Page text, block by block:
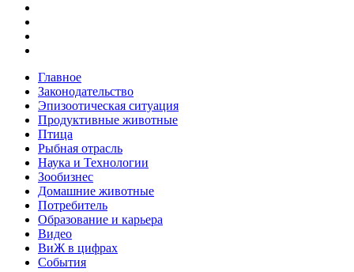
Главное
Законодательство
Эпизоотическая ситуация
Продуктивные животные
Птица
Рыбная отрасль
Наука и Технологии
Зообизнес
Домашние животные
Потребитель
Образование и карьера
Видео
ВиЖ в цифрах
События